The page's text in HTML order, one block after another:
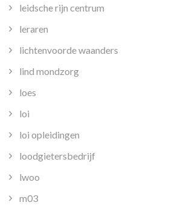
leidsche rijn centrum
leraren
lichtenvoorde waanders
lind mondzorg
loes
loi
loi opleidingen
loodgietersbedrijf
lwoo
m03